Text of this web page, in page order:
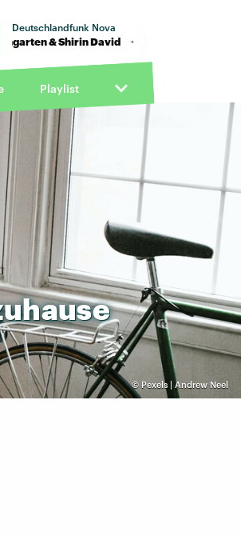
Deutschlandfunk Nova
David · "Gut genug" von Kitschkrieg
Playlist
© Pexels | Andrew Neel